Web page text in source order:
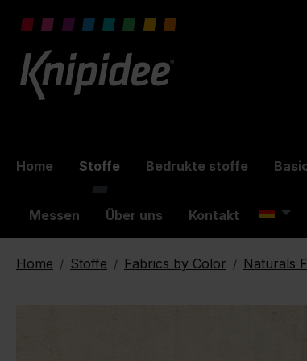
springen
Home Stoffe Bedrukte stoffe
Messen Über uns Kontakt
Home / Stoffe / Fabrics by Color / Naturals